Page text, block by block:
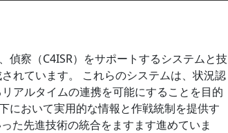
偵察（C4ISR）をサポートするシステムと技
れています。 これらのシステムは、状況認
アルタイムの連携を可能にすることを目的
において実用的な情報と作戦統制を提供す
た先進技術の統合をますます進めていま